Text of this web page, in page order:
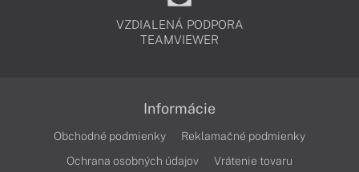
VZDIALENÁ PODPORA
TEAMVIEWER
Informácie
Obchodné podmienky
Reklamačné podmienky
Ochrana osobných údajov
Vrátenie tovaru